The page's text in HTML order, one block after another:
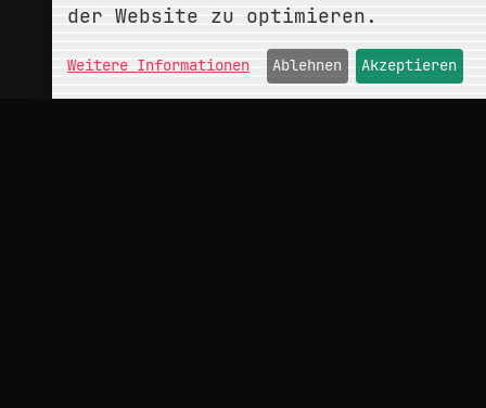
der Website zu optimieren.
Weitere Informationen Ablehnen Akzeptieren